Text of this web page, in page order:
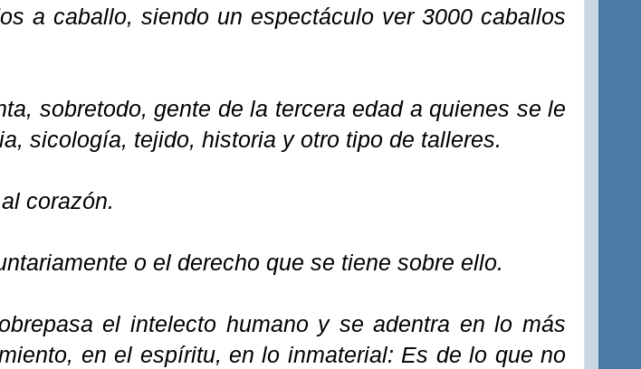
a caballo, siendo un espectáculo ver 3000 caballos
sobretodo, gente de la tercera edad a quienes se le
sicología, tejido, historia y otro tipo de talleres.
corazón.
o el derecho que se tiene sobre ello.
el intelecto humano y se adentra en lo más
en el espíritu, en lo inmaterial: Es de lo que no